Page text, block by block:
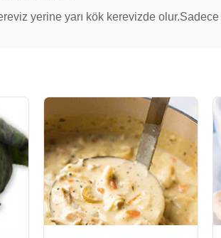
yerine yarı kök kerevizde